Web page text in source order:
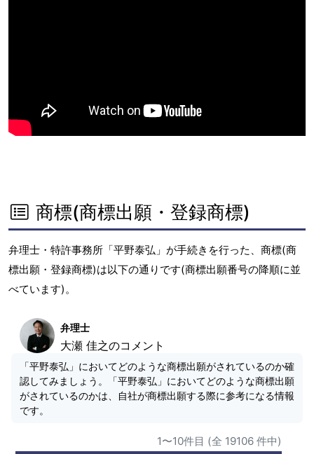
商標(商標出願・登録商標)
弁理士・特許事務所「平野泰弘」が手続きを行った、商標(商
標出願・登録商標)は以下の通りです(商標出願番号の降順に並
べています)。
弁理士
大瀬 佳之のコメント
「平野泰弘」においてどのような商標出願がされているのか確
認してみましょう。「平野泰弘」においてどのような商標出願
がされているのかは、自社が商標出願する際に参考になる情報
です。
1〜10件目 (全 19106 件中)